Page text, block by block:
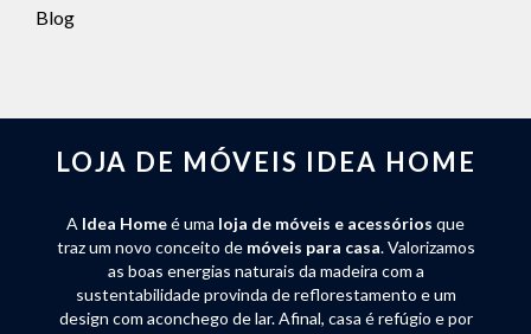
Blog
LOJA DE MÓVEIS IDEA HOME
A Idea Homeé uma loja de móveis e acessórios que
traz um novo conceito de móveis para casa. Valorizamos
as boas energias naturais da madeira com a
sustentabilidade provinda de reflorestamento e um
design com aconchego de lar. Afinal, casa é refúgio e por